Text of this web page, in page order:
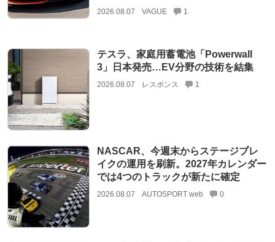
2026.08.07 VAGUE 1
テスラ、家庭用蓄電池「Powerwall
3」日本発売…EV分野の技術を結集
2026.08.07 レスポンス 1
NASCAR、今週末からステージブレ
イクの運用を刷新。2027年カレンダー
では4つのトラックが新たに確定
2026.08.07 AUTOSPORT web 0